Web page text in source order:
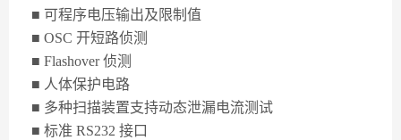
■ 可程序电压输出及限制值
■ OSC 开短路侦测
■ Flashover 侦测
■ 人体保护电路
■ 多种扫描装置支持动态泄漏电流测试
■ 标准 RS232 接口